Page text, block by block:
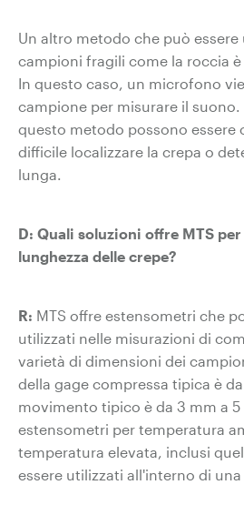
Un altro metodo che può essere
campioni fragili come la roccia è
In questo caso, un microfono
campione per misurare il
questo metodo possono essere
difficile localizzare la crepa o
lunga.
D: Quali soluzioni offre MTS
lunghezza delle crepe?
R: MTS offre estensometri che
utilizzati nelle misurazioni di
varietà di dimensioni dei
della gage compressa tipica è
movimento tipico è da 3 mm a 5
estensometri per temperatura
temperatura elevata, inclusi
essere utilizzati all'interno di